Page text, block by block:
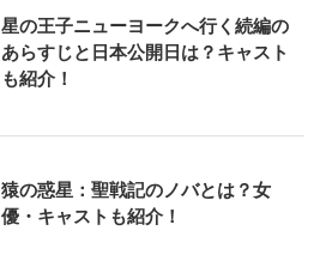
星の王子ニューヨークへ行く続編の
あらすじと日本公開日は？キャスト
も紹介！
猿の惑星：聖戦記のノバとは？女
優・キャストも紹介！